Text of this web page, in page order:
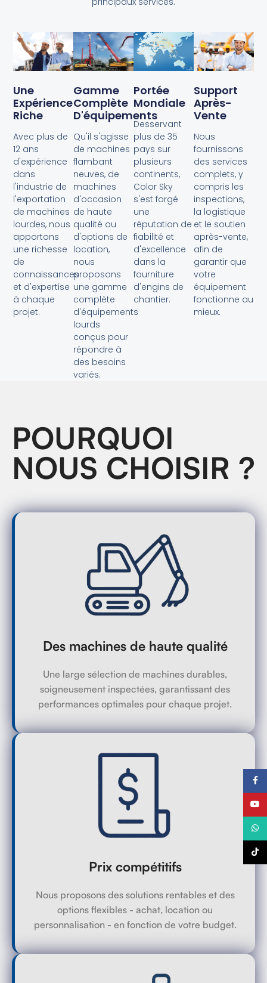
Une
Expérience
Riche
Avec plus de
12 ans
d'expérience
dans
l'industrie de
l'exportation
de machines
lourdes, nous
apportons
une richesse
de
connaissances
et d'expertise
à chaque
projet.
Gamme
Complète
D'équipements
Qu'il s'agisse
de machines
flambant
neuves, de
machines
d'occasion
de haute
qualité ou
d'options de
location,
nous
proposons
une gamme
complète
d'équipements
lourds
conçus pour
répondre à
des besoins
variés.
Portée
Mondiale
Desservant
plus de 35
pays sur
plusieurs
continents,
Color Sky
s'est forgé
une
réputation de
fiabilité et
d'excellence
dans la
fourniture
d'engins de
chantier.
Support
Après-
Vente
Nous
fournissons
des services
complets, y
compris les
inspections,
la logistique
et le soutien
après-vente,
afin de
garantir que
votre
équipement
fonctionne au
mieux.
POURQUOI
NOUS CHOISIR ?
Des machines de haute qualité
Une large sélection de machines durables,
soigneusement inspectées, garantissant des
performances optimales pour chaque projet.
Prix compétitifs
Nous proposons des solutions rentables et des
options flexibles - achat, location ou
personnalisation - en fonction de votre budget.